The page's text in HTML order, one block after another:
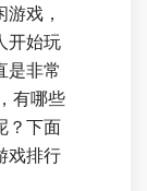
戏，
开始玩
是非常
有哪些
？下面
戏排行